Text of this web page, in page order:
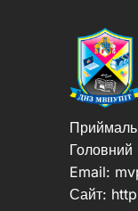
записів
Email:
Сайт: